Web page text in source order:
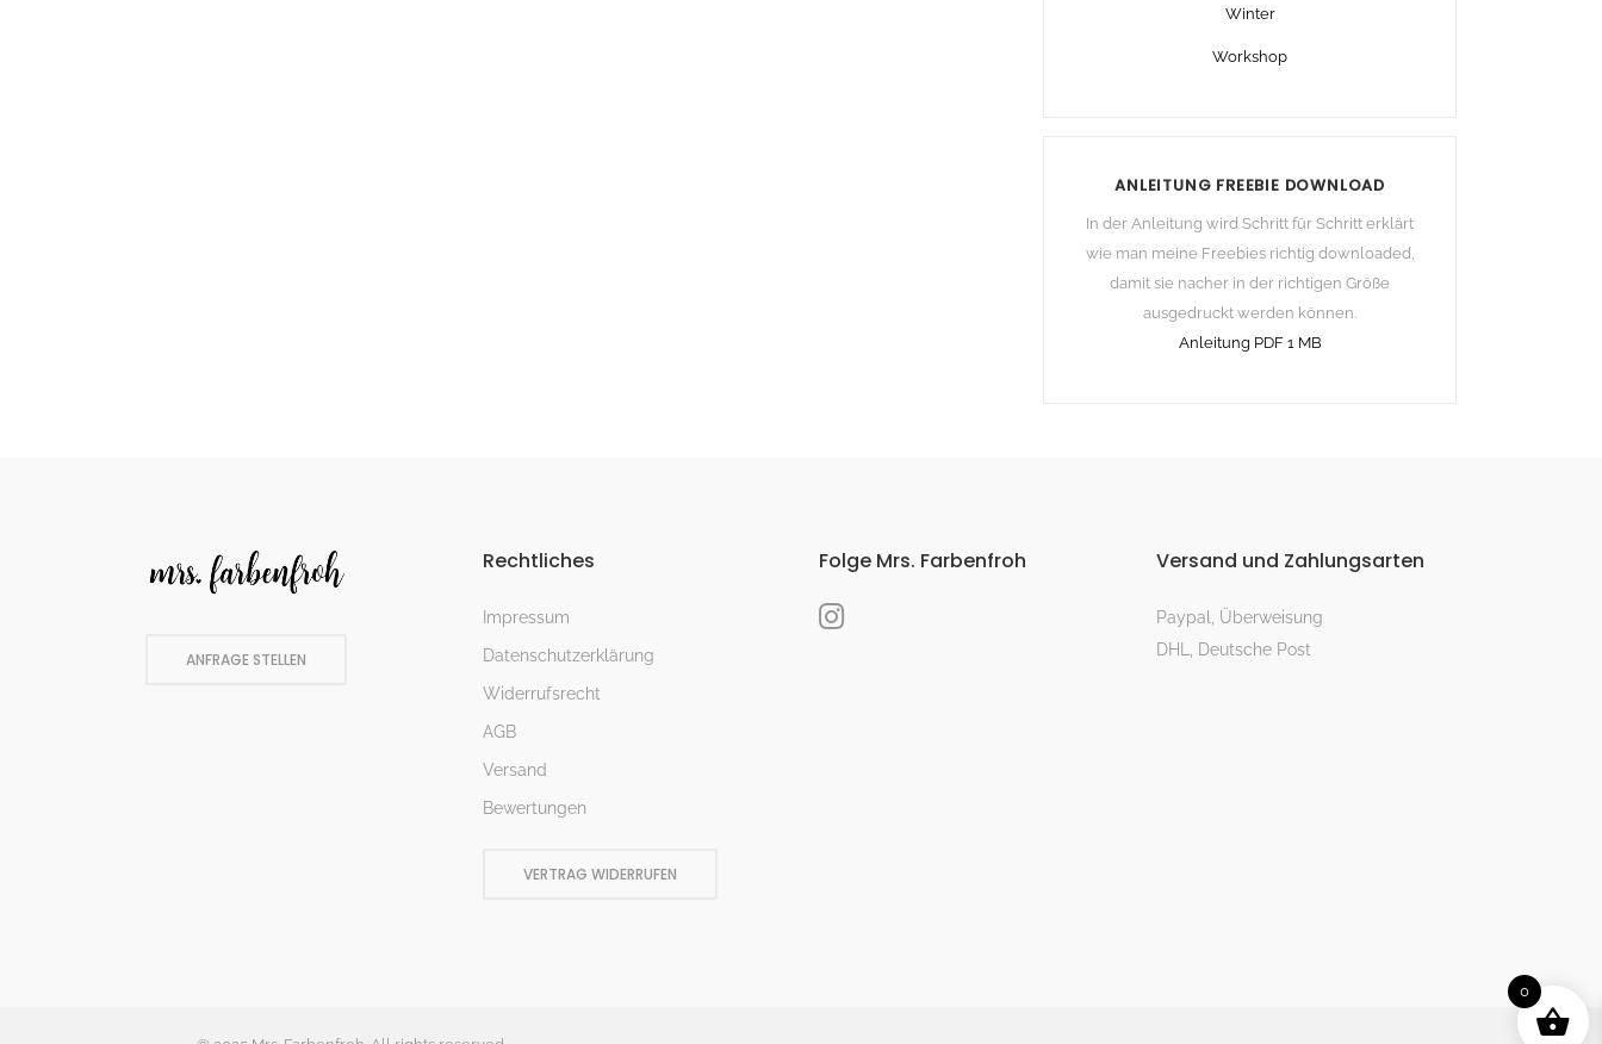
Winter
Workshop
ANLEITUNG FREEBIE DOWNLOAD
In der Anleitung wird Schritt für Schritt erklärt
wie man meine Freebies richtig downloaded,
damit sie nacher in der richtigen Größe
ausgedruckt werden können.
Anleitung PDF 1 MB
ANFRAGE STELLEN
Rechtliches
Impressum
Datenschutzerklärung
Widerrufsrecht
AGB
Versand
Bewertungen
VERTRAG WIDERRUFEN
Folge Mrs. Farbenfroh Versand und Zahlungsarten
Paypal, Überweisung
DHL, Deutsche Post
0